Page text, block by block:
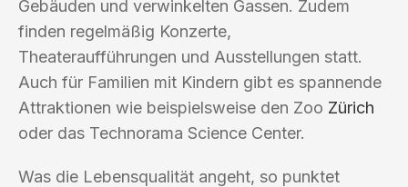
Gebäuden und verwinkelten Gassen. Zudem
finden regelmäßig Konzerte,
Theateraufführungen und Ausstellungen statt.
Auch für Familien mit Kindern gibt es spannende
Attraktionen wie beispielsweise den Zoo Zürich
oder das Technorama Science Center.
Was die Lebensqualität angeht, so punktet